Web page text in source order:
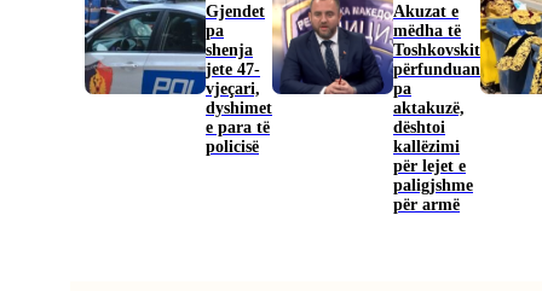
Gjendet
pa
shenja
jete 47-
vjeçari,
dyshimet
e para të
policisë
Akuzat e
mëdha të
Toshkovskit
përfunduan
pa
aktakuzë,
dështoi
kallëzimi
për lejet e
paligjshme
për armë